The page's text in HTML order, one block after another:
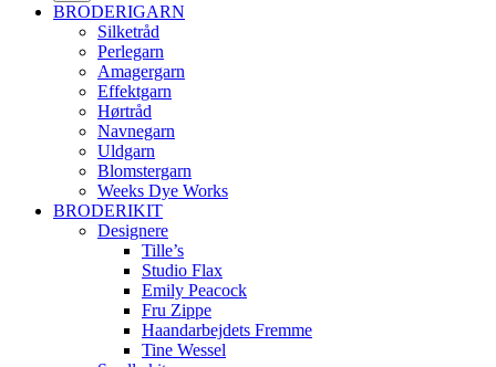
BRODERIGARN
Silketråd
Perlegarn
Amagergarn
Effektgarn
Hørtråd
Navnegarn
Uldgarn
Blomstergarn
Weeks Dye Works
BRODERIKIT
Designere
Tille’s
Studio Flax
Emily Peacock
Fru Zippe
Haandarbejdets Fremme
Tine Wessel